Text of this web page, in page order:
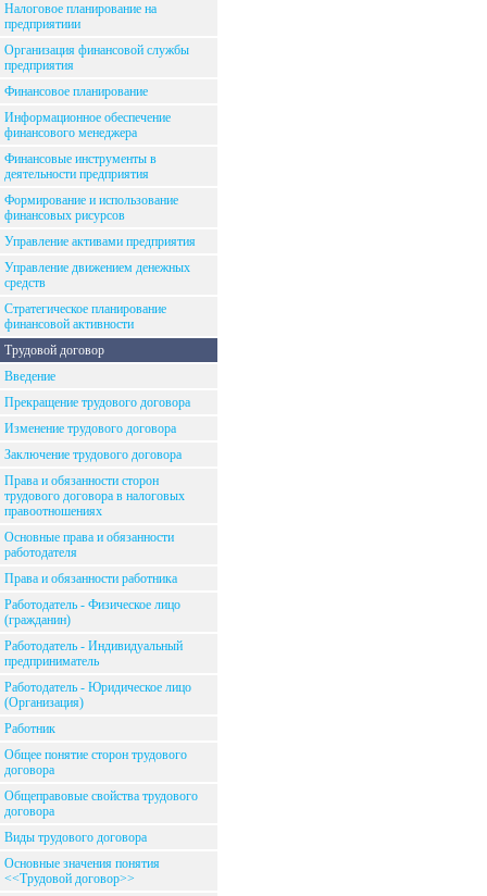
Налоговое планирование на
предприятиии
Организация финансовой службы
предприятия
Финансовое планирование
Информационное обеспечение
финансового менеджера
Финансовые инструменты в
деятельности предприятия
Формирование и использование
финансовых рисурсов
Управление активами предприятия
Управление движением денежных
средств
Стратегическое планирование
финансовой активности
Трудовой договор
Введение
Прекращение трудового договора
Изменение трудового договора
Заключение трудового договора
Права и обязанности сторон
трудового договора в налоговых
правоотношениях
Основные права и обязанности
работодателя
Права и обязанности работника
Работодатель - Физическое лицо
(гражданин)
Работодатель - Индивидуальный
предприниматель
Работодатель - Юридическое лицо
(Организация)
Работник
Общее понятие сторон трудового
договора
Общеправовые свойства трудового
договора
Виды трудового договора
Основные значения понятия
<<Трудовой договор>>